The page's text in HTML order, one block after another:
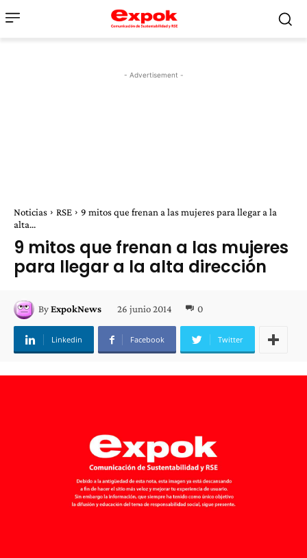
- Advertisement -
Noticias RSE
9 mitos que frenan a las mujeres para llegar a la
alta...
9 mitos que frenan a las mujeres
para llegar a la alta dirección
ByExpokNews 26 junio 2014 0
Linkedin Facebook Twitter